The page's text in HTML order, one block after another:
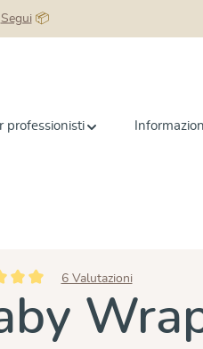
Segui📦
professionisti
media di 5 su 5 stelle
6 Valutazioni